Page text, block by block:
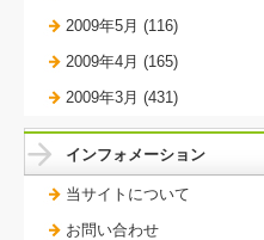
2009年5月 (116)
2009年4月 (165)
2009年3月 (431)
インフォメーション
当サイトについて
お問い合わせ